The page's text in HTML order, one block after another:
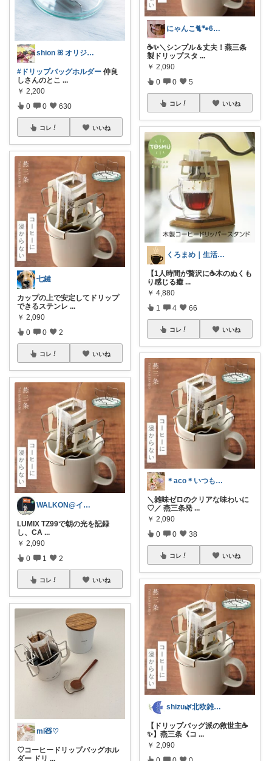
shion ꕤ オリジナル写真多め♡
#ドリップバッグホルダー 仲良
しさんのとこ ...
￥ 2,200
0 0 630
コレ いいね
七鍵
カップの上で安定してドリップ
できるステンレ ...
￥ 2,090
0 0 2
コレ いいね
WALKON@インダストリアル好き建築士
LUMIX TZ99で朝の光を記録
し、CA ...
￥ 2,090
0 1 2
コレ いいね
mi🧸♡
♡コーヒードリップバッグホル
ダー ドリ ...
にゃんこ🐈🐾6日ｲｲﾈお休み🙏
☕✨＼シンプル＆丈夫！燕三条
製ドリップスタ ...
￥ 2,090
0 0 5
コレ いいね
くろまめ｜生活をより良く
【1人時間が贅沢に☕️木のぬくも
り感じる癒 ...
￥ 4,880
1 4 66
コレ いいね
＊aco＊いつもありがとうございます♡
＼雑味ゼロのクリアな味わいに
♡／ 燕三条発 ...
￥ 2,090
0 0 38
コレ いいね
shizu🌿北欧雑貨でおしゃれに暮らす
【ドリップバッグ派の救世主☕
✨】燕三条《コ ...
￥ 2,090